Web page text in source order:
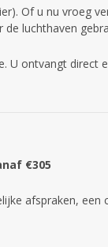
Of u nu vroeg
luchthaven
U ontvangt direct
€305
afspraken, een